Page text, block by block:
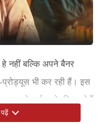
हे नहीं बल्कि अपने बैनर
प्रोड्यूस भी कर रही हैं। इस
नामदेव, ईशा डे, प्रिया बेर्डे,
आदित्य मिश्रा और
पढ़ें